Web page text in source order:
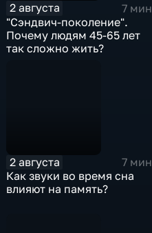
2 августа
7 мин
"Сэндвич-поколение".
Почему людям 45-65 лет
так сложно жить?
2 августа
7 мин
Как звуки во время сна
влияют на память?